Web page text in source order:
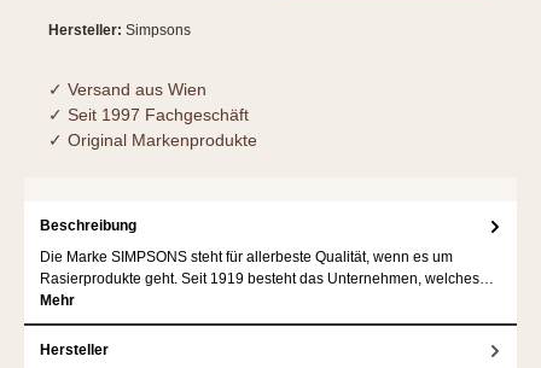
Hersteller: Simpsons
✓ Versand aus Wien
✓ Seit 1997 Fachgeschäft
✓ Original Markenprodukte
Beschreibung
Die Marke SIMPSONS steht für allerbeste Qualität, wenn es um
Rasierprodukte geht. Seit 1919 besteht das Unternehmen, welches…
Mehr
Hersteller